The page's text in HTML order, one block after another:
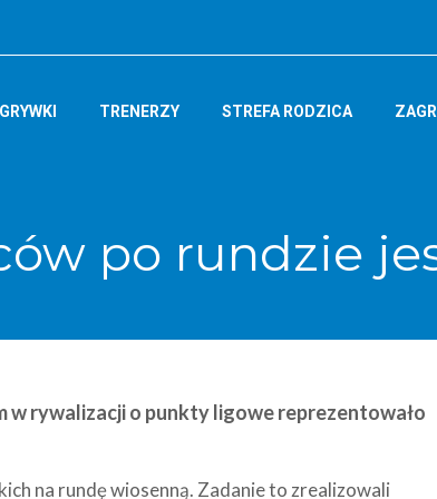
TRENERZY STREFA RODZICA
po rundzie
w rywalizacji o punkty ligowe reprezentowało
na rundę wiosenną. Zadanie to zrealizowali